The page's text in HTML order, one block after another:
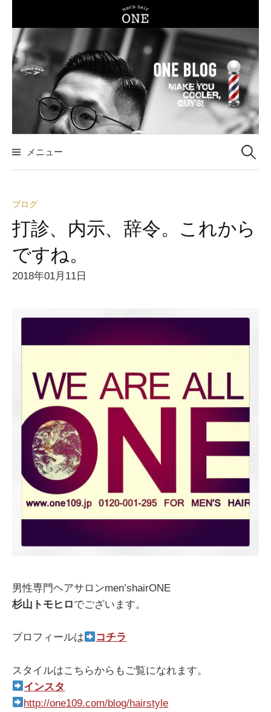
テ
ン
ツ
プ
メニュー 検
:
ブログ
打診、内示、辞令。これから
ですね。
2018年01月11日
男性専門ヘアサロンmen’shairONE
杉山トモヒロでございます。
プロフィールは コチラ
スタイルはこちらからもご覧になれます。
インスタ
http://one109.com/blog/hairstyle